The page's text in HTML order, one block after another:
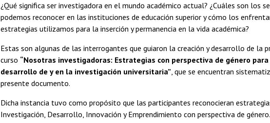
¿Qué significa ser investigadora en el mundo académico actual? ¿Cuáles son los
podemos reconocer en las instituciones de educación superior y cómo los
estrategias utilizamos para la inserción y permanencia en la vida académica?
Estas son algunas de las interrogantes que guiaron la creación y desarrollo de la
curso “Nosotras investigadoras: Estrategias con perspectiva de género
desarrollo de y en la investigación universitaria”, que se encuentran
presente documento.
Dicha instancia tuvo como propósito que las participantes reconocieran
Investigación, Desarrollo, Innovación y Emprendimiento con perspectiva de género.